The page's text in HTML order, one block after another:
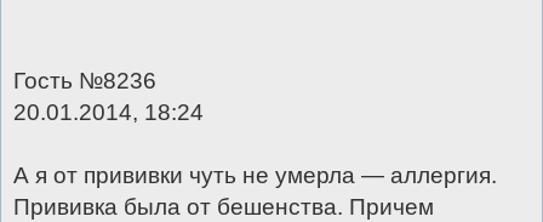
Гость №8236
20.01.2014, 18:24
А я от прививки чуть не умерла — аллергия.
Прививка была от бешенства. Причем